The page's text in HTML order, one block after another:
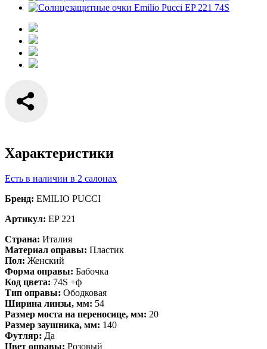
Характеристики
Есть в наличии в 2 салонах
Бренд: EMILIO PUCCI
Артикул: EP 221
Страна: Италия
Материал оправы: Пластик
Пол: Женский
Форма оправы: Бабочка
Код цвета: 74S +ф
Тип оправы: Ободковая
Ширина линзы, мм: 54
Размер моста на переносице, мм: 20
Размер заушника, мм: 140
Футляр: Да
Цвет оправы: Розовый